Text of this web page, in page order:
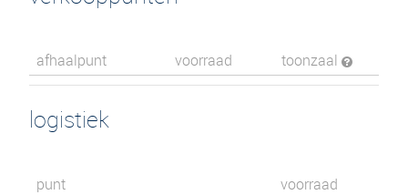
afhaalpunt voorraad toonzaal
logistiek
punt voorraad